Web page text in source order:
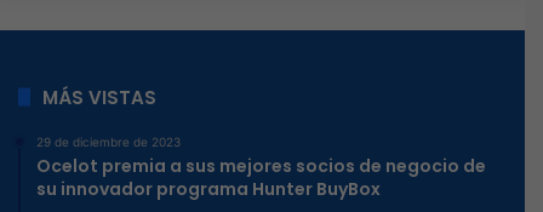
MÁS VISTAS
29 de diciembre de 2023
Ocelot premia a sus mejores socios de negocio de
su innovador programa Hunter BuyBox